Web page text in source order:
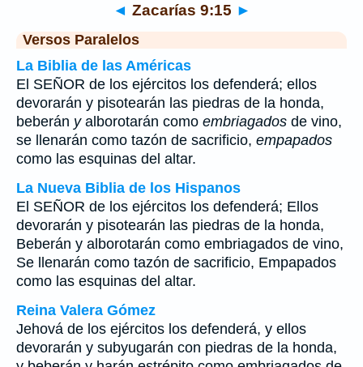
◄ Zacarías 9:15 ►
Versos Paralelos
La Biblia de las Américas
El SEÑOR de los ejércitos los defenderá; ellos
devorarán y pisotearán las piedras de la honda,
beberán yalborotarán como embriagados de vino,
se llenarán como tazón de sacrificio, empapados
como las esquinas del altar.
La Nueva Biblia de los Hispanos
El SEÑOR de los ejércitos los defenderá; Ellos
devorarán y pisotearán las piedras de la honda,
Beberán y alborotarán como embriagados de vino,
Se llenarán como tazón de sacrificio, Empapados
como las esquinas del altar.
Reina Valera Gómez
Jehová de los ejércitos los defenderá, y ellos
devorarán y subyugarán con piedras de la honda,